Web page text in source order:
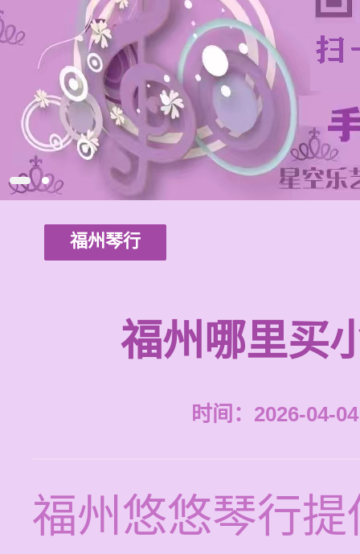
福州琴行
福州哪里买
时间：2026-04-
福州悠悠琴行